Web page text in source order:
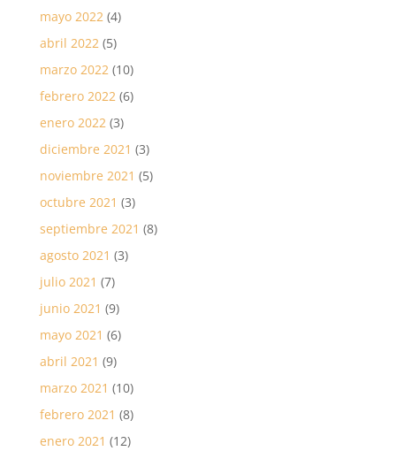
mayo 2022(4)
abril 2022(5)
marzo 2022(10)
febrero 2022(6)
enero 2022(3)
diciembre 2021 (3)
noviembre 2021 (5)
octubre 2021 (3)
septiembre 2021 (8)
agosto 2021 (3)
julio 2021 (7)
junio 2021 (9)
mayo 2021 (6)
abril 2021 (9)
marzo 2021 (10)
febrero 2021 (8)
enero 2021 (12)